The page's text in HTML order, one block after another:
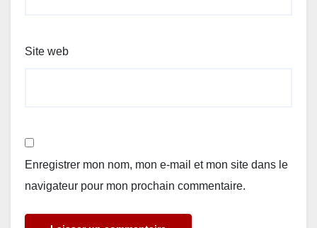
Site web
Enregistrer mon nom, mon e-mail et mon site dans le
navigateur pour mon prochain commentaire.